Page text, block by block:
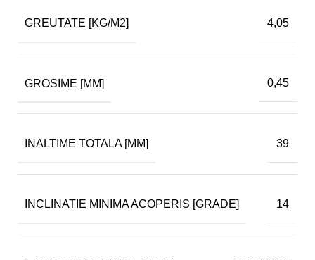
GREUTATE [KG/M2] 4,05
GROSIME [MM] 0,45
INALTIME TOTALA [MM] 39
INCLINATIE MINIMA ACOPERIS [GRADE] 14